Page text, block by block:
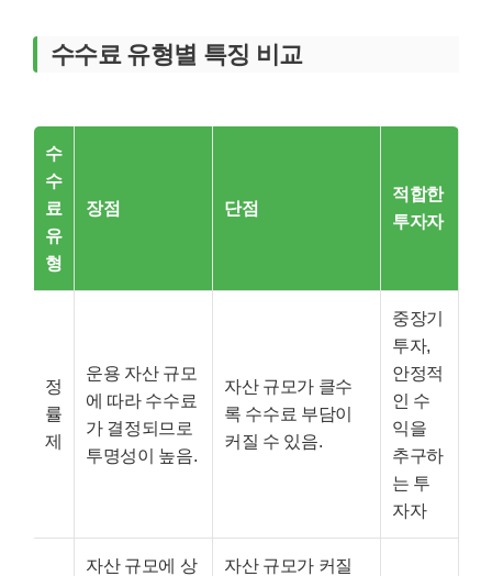
수수료 유형별 특징 비교
수
수
료
유
형
장점 단점
적합한
투자자
정
률
제
운용 자산 규모
에 따라 수수료
가 결정되므로
투명성이 높음.
자산 규모가 클수
록 수수료 부담이
커질 수 있음.
중장기
투자,
안정적
인 수
익을
추구하
는 투
자자
자산 규모에 상
자산 규모가 커질